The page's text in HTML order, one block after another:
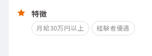
特徴
月給30万円以上 経験者優遇